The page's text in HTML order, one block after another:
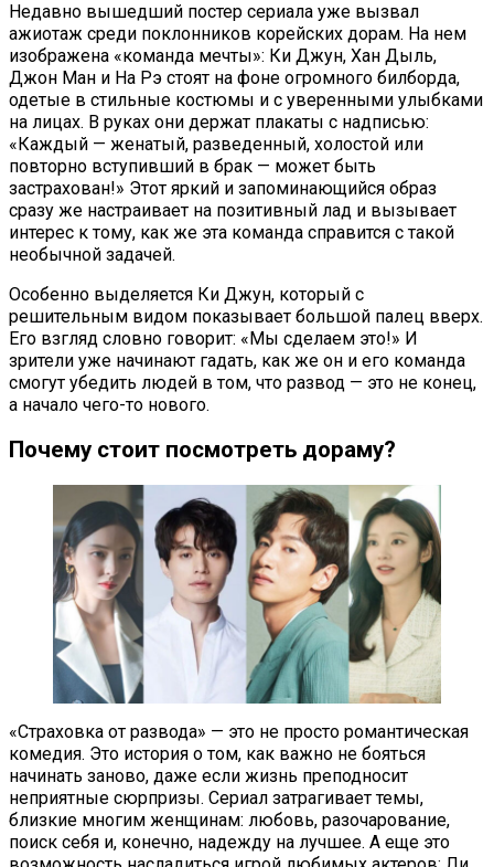
Недавно вышедший постер сериала уже вызвал
ажиотаж среди поклонников корейских дорам. На нем
изображена «команда мечты»: Ки Джун, Хан Дыль,
Джон Ман и На Рэ стоят на фоне огромного билборда,
одетые в стильные костюмы и с уверенными улыбками
на лицах. В руках они держат плакаты с надписью:
«Каждый — женатый, разведенный, холостой или
повторно вступивший в брак — может быть
застрахован!» Этот яркий и запоминающийся образ
сразу же настраивает на позитивный лад и вызывает
интерес к тому, как же эта команда справится с такой
необычной задачей.
Особенно выделяется Ки Джун, который с
решительным видом показывает большой палец вверх.
Его взгляд словно говорит: «Мы сделаем это!» И
зрители уже начинают гадать, как же он и его команда
смогут убедить людей в том, что развод — это не конец,
а начало чего-то нового.
Почему стоит посмотреть дораму?
«Страховка от развода» — это не просто романтическая
комедия. Это история о том, как важно не бояться
начинать заново, даже если жизнь преподносит
неприятные сюрпризы. Сериал затрагивает темы,
близкие многим женщинам: любовь, разочарование,
поиск себя и, конечно, надежду на лучшее. А еще это